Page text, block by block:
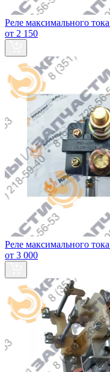
Реле максимального
от 2 150
Реле максимального
от 3 000